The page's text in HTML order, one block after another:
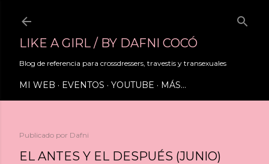
LIKE A GIRL / BY DAFNI COCÓ
Blog de referencia para crossdressers, travestis y transexuales
MI WEB EVENTOS YOUTUBE MÁS…
Publicado por Dafni
EL ANTES Y EL DESPUÉS (JUNIO)